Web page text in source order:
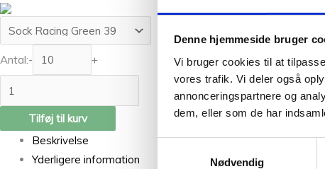
Denne hjemmeside bruger
Vi bruger cookies til at
vores trafik. Vi deler også
annonceringspartnere og
dem, eller som de har
Nødvendig
Antal:- +
Tilføj til kurv
Beskrivelse
Yderligere information